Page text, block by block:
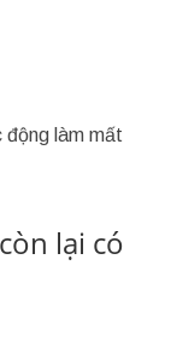
làm mất
lại có